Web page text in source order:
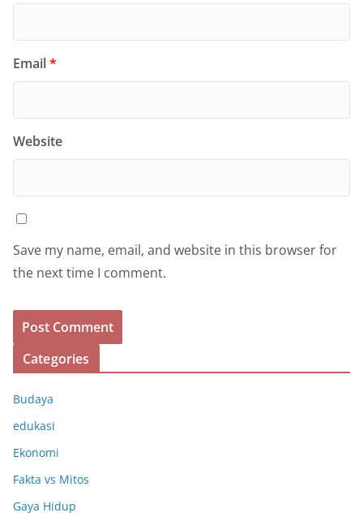
Email*
Website
Save my name, email, and website in this browser for
the next time I comment.
Categories
Budaya
edukasi
Ekonomi
Fakta vs Mitos
Gaya Hidup